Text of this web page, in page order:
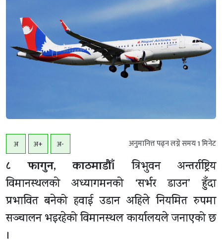
अ अ+ अ- अनुमानित्त पढ्न लग्ने समय1मिनेट
८ फागुन, काठमाडाैँ। त्रिभुवन अन्तर्राष्ट्रिय
विमानस्थलको अध्यागमनको ‘सर्भर डाउन’ हुँदा
प्रभावित बनेको हवाई उडान अहिले नियमित रुपमा
सञ्चालन भइरहेको विमानस्थल कार्यालयले जनाएको छ
।